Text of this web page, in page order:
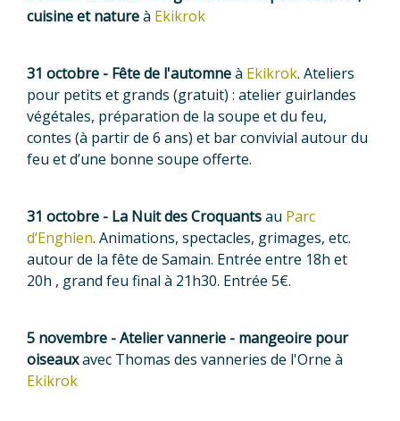
cuisine et natureà Ekikrok
31 octobre - Fête de l'automneà Ekikrok. Ateliers
pour petits et grands (gratuit) : atelier guirlandes
végétales, préparation de la soupe et du feu,
contes (à partir de 6 ans) et bar convivial autour du
feu et d’une bonne soupe offerte.
31 octobre - La Nuit des Croquantsau Parc
d’Enghien. Animations, spectacles, grimages, etc.
autour de la fête de Samain. Entrée entre 18h et
20h , grand feu final à 21h30. Entrée 5€.
5 novembre - Atelier vannerie - mangeoire pour
oiseauxavec Thomas des vanneries de l'Orne à
Ekikrok